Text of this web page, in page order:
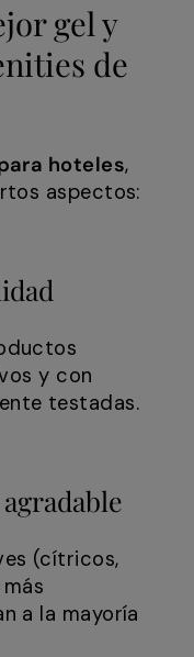
gel y
de
hoteles,
aspectos:
y con
testadas.
(cítricos,
a la mayoría